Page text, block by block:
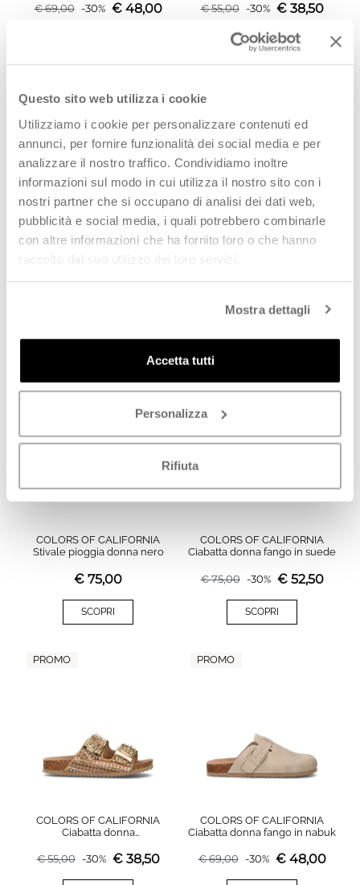
Questo sito web utilizza i cookie
Utilizziamo i cookie per personalizzare contenuti ed
annunci, per fornire funzionalità dei social media e per
analizzare il nostro traffico. Condividiamo inoltre
informazioni sul modo in cui utilizza il nostro sito con i
nostri partner che si occupano di analisi dei dati web,
pubblicità e social media, i quali potrebbero combinarle
con altre informazioni che ha fornito loro o che hanno
raccolto dal suo utilizzo dei loro servizi.
Mostra dettagli
Accetta tutti
Personalizza
Rifiuta
€69,00 -30% € 48,00 €55,00 -30% € 38,50
SCOPRI
COLORS OF CALIFORNIA
Stivale pioggia donna nero
€ 75,00
SCOPRI
PROMO
COLORS OF CALIFORNIA
Ciabatta donna fango in suede
€75,00 -30% € 52,50
SCOPRI
PROMO
COLORS OF CALIFORNIA
Ciabatta donna
€55,00 -30% € 38,50
PROMO
COLORS OF CALIFORNIA
Ciabatta donna fango in nabuk
€69,00 -30% € 48,00